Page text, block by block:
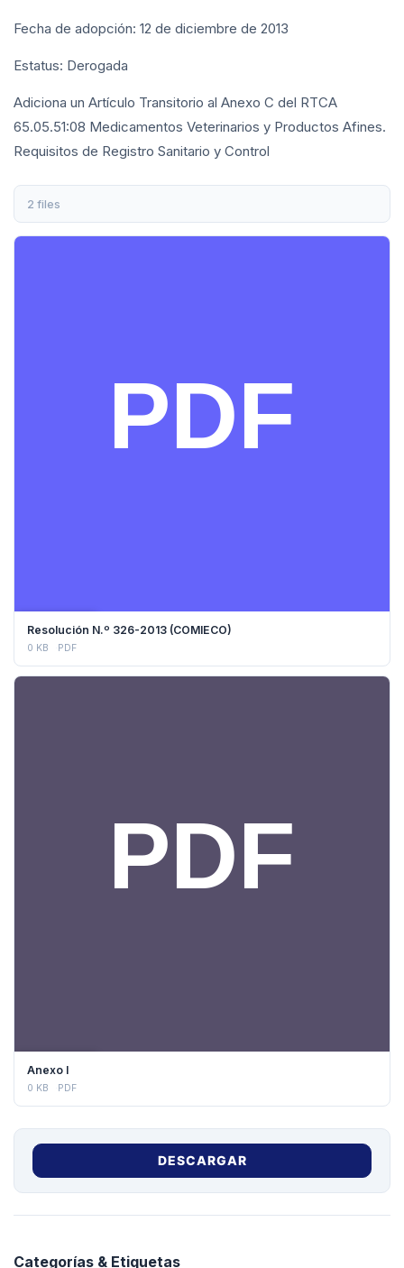
Fecha de adopción: 12 de diciembre de 2013
Estatus: Derogada
Adiciona un Artículo Transitorio al Anexo C del RTCA
65.05.51:08 Medicamentos Veterinarios y Productos Afines.
Requisitos de Registro Sanitario y Control
2 files
Resolución N.º 326-2013 (COMIECO)
0 KB PDF
Anexo I
0 KB PDF
DESCARGAR
Categorías & Etiquetas